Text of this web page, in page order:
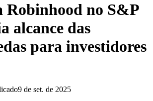
Robinhood no S&P
alcance das
para investidores
9 de set. de 2025